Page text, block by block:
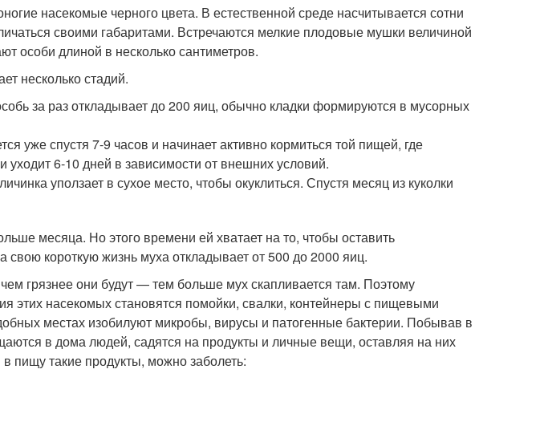
насекомые черного цвета. В естественной среде насчитывается сотни
своими габаритами. Встречаются мелкие плодовые мушки величиной
особи длиной в несколько сантиметров.
несколько стадий.
за раз откладывает до 200 яиц, обычно кладки формируются в мусорных
уже спустя 7-9 часов и начинает активно кормиться той пищей, где
6-10 дней в зависимости от внешних условий.
уползает в сухое место, чтобы окуклиться. Спустя месяц из куколки
месяца. Но этого времени ей хватает на то, чтобы оставить
свою короткую жизнь муха откладывает от 500 до 2000 яиц.
грязнее они будут — тем больше мух скапливается там. Поэтому
этих насекомых становятся помойки, свалки, контейнеры с пищевыми
местах изобилуют микробы, вирусы и патогенные бактерии. Побывав в
в дома людей, садятся на продукты и личные вещи, оставляя на них
пищу такие продукты, можно заболеть: